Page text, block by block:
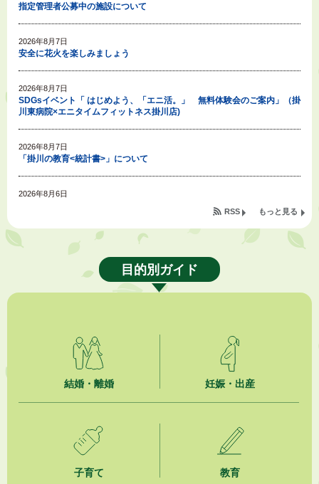
指定管理者公募中の施設について
2026年8月7日
安全に花火を楽しみましょう
2026年8月7日
SDGsイベント「 はじめよう、「エニ活。」 無料体験会のご案内」（掛
川東病院×エニタイムフィットネス掛川店)
2026年8月7日
「掛川の教育<統計書>」について
2026年8月6日
令和８年度公民館等（大東北公民館、大須賀中央公民館）講座のお知らせ
2026年8月6日
熱中症対策「クーリングシェルター」の設置について
「お茶を知る・体験する講座」を開催します
2026年8月5日
掛川市広告入り窓口封筒無償提供者募集
もっと見る
RSS
目的別ガイド
結婚・離婚 妊娠・出産
子育て 教育